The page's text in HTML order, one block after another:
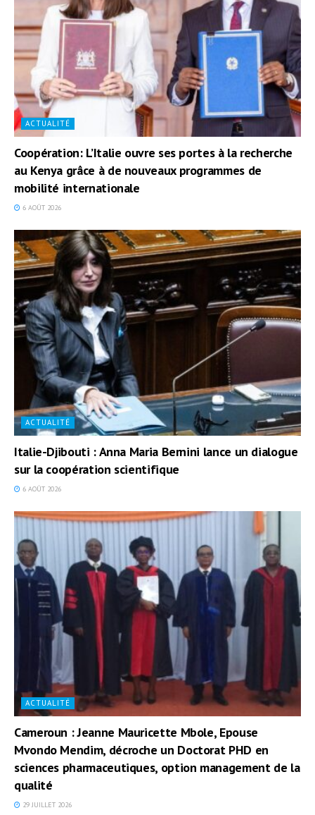
ACTUALITÉ
Coopération: L’Italie ouvre ses portes à la recherche
au Kenya grâce à de nouveaux programmes de
mobilité internationale
6 AOÛT 2026
ACTUALITÉ
Italie-Djibouti : Anna Maria Bernini lance un dialogue
sur la coopération scientifique
6 AOÛT 2026
ACTUALITÉ
Cameroun : Jeanne Mauricette Mbole, Epouse
Mvondo Mendim, décroche un Doctorat PHD en
sciences pharmaceutiques, option management de la
qualité
29 JUILLET 2026